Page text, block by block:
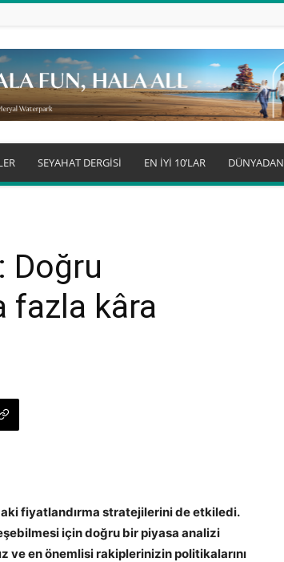
SEYAHAT DERGİSİ EN İYİ 10’LAR DÜNYADAN
Doğru
fazla kâra
fiyatlandırma stratejilerini de etkiledi.
için doğru bir piyasa analizi
ve en önemlisi rakiplerinizin politikalarını